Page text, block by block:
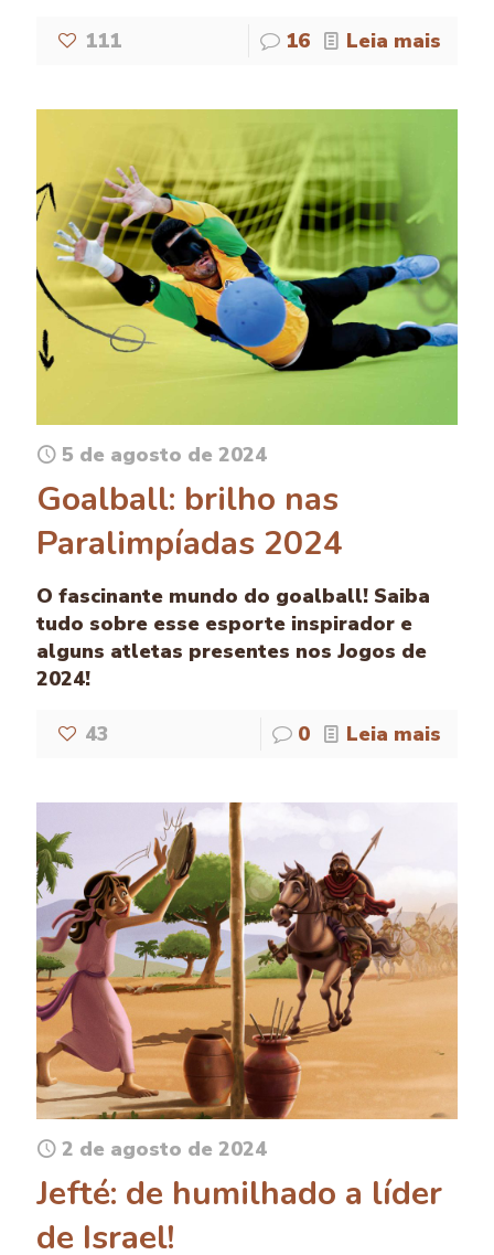
111 16 Leia mais
5 de agosto de 2024
Goalball: brilho nas
Paralimpíadas 2024
O fascinante mundo do goalball! Saiba
tudo sobre esse esporte inspirador e
alguns atletas presentes nos Jogos de
2024!
43 0 Leia mais
2 de agosto de 2024
Jefté: de humilhado a líder
de Israel!